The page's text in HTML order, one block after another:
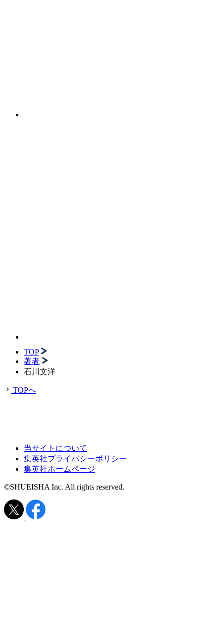
TOP
著者
石川文洋
TOPへ
当サイトについて
集英社プライバシーポリシー
集英社ホームページ
©SHUEISHA Inc. All rights reserved.